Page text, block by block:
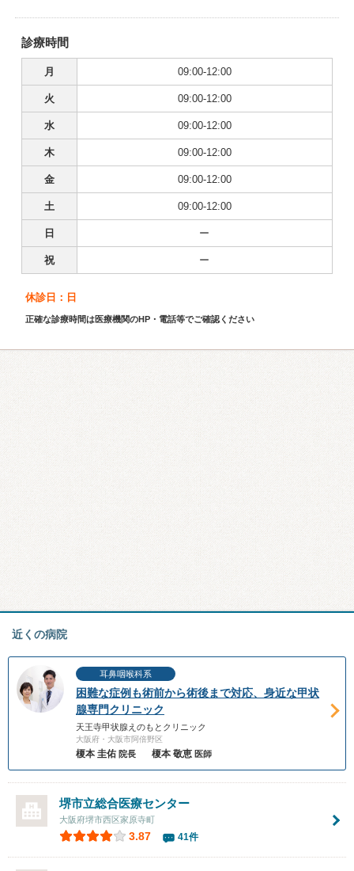
診療時間
月 09:00-12:00
火 09:00-12:00
水 09:00-12:00
木 09:00-12:00
金 09:00-12:00
土 09:00-12:00
日 ー
祝 ー
休診日：日
正確な診療時間は医療機関のHP・電話等でご確認ください
近くの病院
耳鼻咽喉科系
困難な症例も術前から術後まで対応、身近な甲状
腺専門クリニック
天王寺甲状腺えのもとクリニック
大阪府・大阪市阿倍野区
榎本 圭佑 院長 榎本 敬恵 医師
堺市立総合医療センター
大阪府堺市西区家原寺町
3.87 41件